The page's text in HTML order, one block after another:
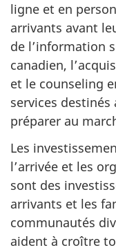
ligne et en
arrivants avant
de l’information
canadien,
et le counseling
services
préparer au
Les
l’arrivée et les
sont des
arrivants et les
communautés
aident à croître